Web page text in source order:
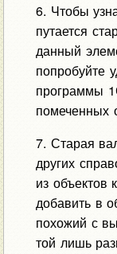
6. Чтобы
путается
данный
попробуйте
программы
помеченных
7. Старая
других
из объектов
добавить в
похожий с
той лишь